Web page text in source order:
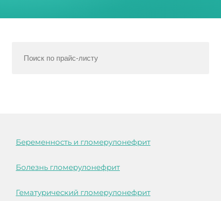
Беременность и гломерулонефрит
Болезнь гломерулонефрит
Гематурический гломерулонефрит